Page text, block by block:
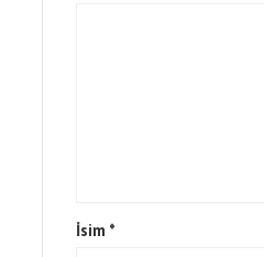
İsim *